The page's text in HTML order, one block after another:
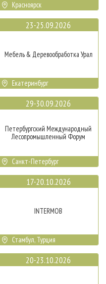
Красноярск
23-25.09.2026
Мебель & Деревообработка Урал
Екатеринбург
29-30.09.2026
Петербургский Международный
Лесопромышленный Форум
Санкт-Петербург
17-20.10.2026
INTERMOB
Стамбул, Турция
20-23.10.2026